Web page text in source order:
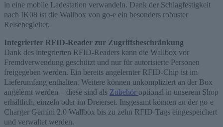
in eine mobile Ladestation verwandeln. Dank der Schlagfestigkeit
nach IK08 ist die Wallbox von go-e ein besonders robuster
Reisebegleiter.
Integrierter RFID-Reader zur Zugriffsbeschränkung
Dank des integrierten RFID-Readers kann die Wallbox vor
Fremdverwendung geschützt und nur für autorisierte Personen
freigegeben werden. Ein bereits angelernter RFID-Chip ist im
Lieferumfang enthalten. Weitere können unkompliziert an der Box
angelernt werden – diese sind als Zubehör optional in unserem Shop
erhältlich, einzeln oder im Dreierset. Insgesamt können an der go-e
Charger Gemini 2.0 Wallbox bis zu zehn RFID-Tags eingespeichert
und verwaltet werden.